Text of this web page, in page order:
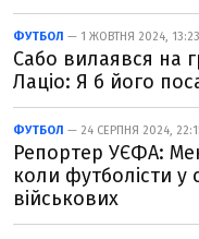
ФУТБОЛ — 1 ЖОВТНЯ 2024, 13:23
Сабо вилаявся на
Лаціо: Я б його
ФУТБОЛ — 24 СЕРПНЯ 2024,
Репортер УЄФА:
коли футболісти у
військових